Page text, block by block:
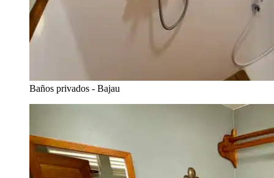
Baños privados - Bajau